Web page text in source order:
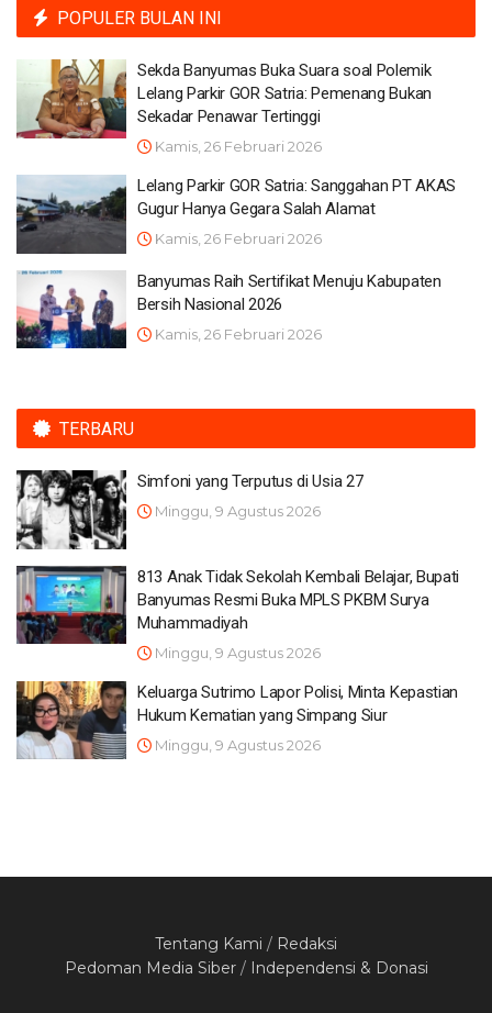
POPULER BULAN INI
Sekda Banyumas Buka Suara soal Polemik
Lelang Parkir GOR Satria: Pemenang Bukan
Sekadar Penawar Tertinggi
Kamis, 26 Februari 2026
Lelang Parkir GOR Satria: Sanggahan PT AKAS
Gugur Hanya Gegara Salah Alamat
Kamis, 26 Februari 2026
Banyumas Raih Sertifikat Menuju Kabupaten
Bersih Nasional 2026
Kamis, 26 Februari 2026
TERBARU
Simfoni yang Terputus di Usia 27
Minggu, 9 Agustus 2026
813 Anak Tidak Sekolah Kembali Belajar, Bupati
Banyumas Resmi Buka MPLS PKBM Surya
Muhammadiyah
Minggu, 9 Agustus 2026
Keluarga Sutrimo Lapor Polisi, Minta Kepastian
Hukum Kematian yang Simpang Siur
Minggu, 9 Agustus 2026
Tentang Kami / Redaksi
Pedoman Media Siber/ Independensi & Donasi